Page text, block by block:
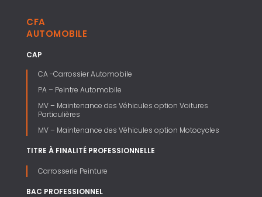
CFA
AUTOMOBILE
CAP
CA -Carrossier Automobile
PA – Peintre Automobile
MV – Maintenance des Véhicules option Voitures
Particulières
MV – Maintenance des Véhicules option Motocycles
TITRE À FINALITÉ PROFESSIONNELLE
Carrosserie Peinture
BAC PROFESSIONNEL